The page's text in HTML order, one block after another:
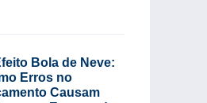
Bola de Neve:
Erros no
Causam